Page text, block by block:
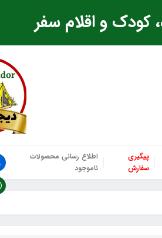
و اقلام سفر
پیگیری
سفارش
اطلاع رسانی محصولات
ناموجود